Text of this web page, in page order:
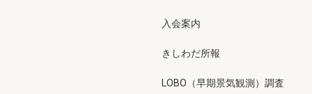
入会案内
きしわだ所報
LOBO（早期景気観測）調査